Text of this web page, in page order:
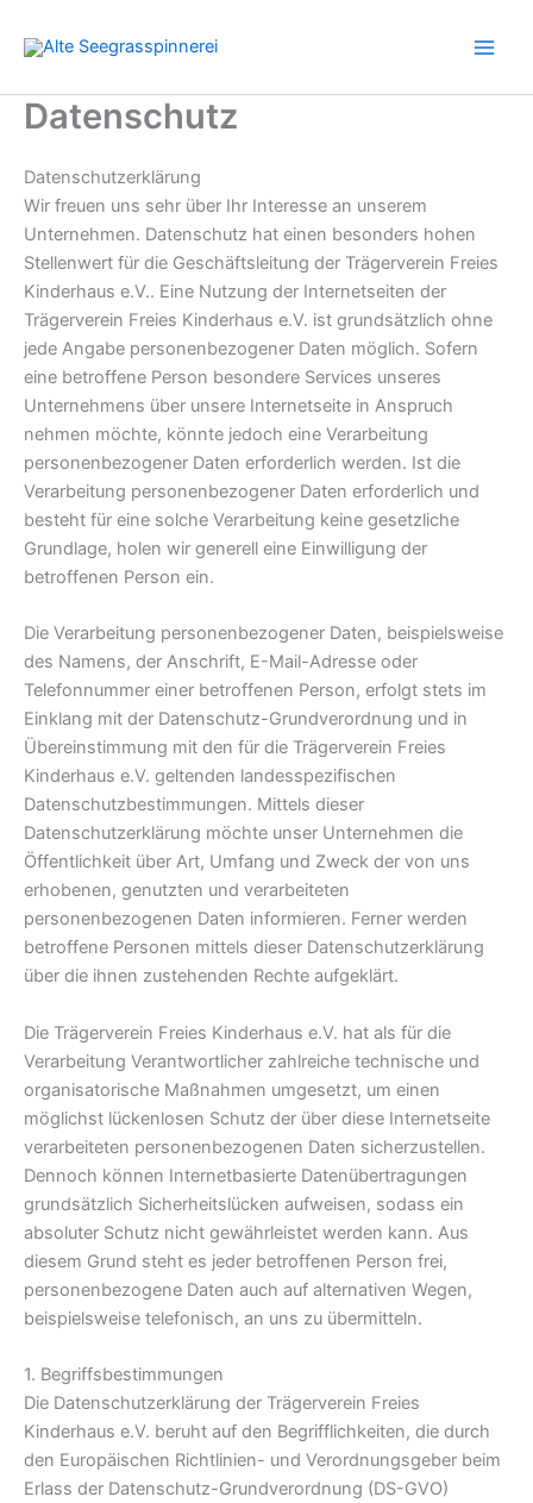
Inhalt
Datenschutz
Datenschutzerklärung
Wir freuen uns sehr über Ihr Interesse an unserem
Unternehmen. Datenschutz hat einen besonders hohen
Stellenwert für die Geschäftsleitung der Trägerverein Freies
Kinderhaus e.V.. Eine Nutzung der Internetseiten der
Trägerverein Freies Kinderhaus e.V. ist grundsätzlich ohne
jede Angabe personenbezogener Daten möglich. Sofern
eine betroffene Person besondere Services unseres
Unternehmens über unsere Internetseite in Anspruch
nehmen möchte, könnte jedoch eine Verarbeitung
personenbezogener Daten erforderlich werden. Ist die
Verarbeitung personenbezogener Daten erforderlich und
besteht für eine solche Verarbeitung keine gesetzliche
Grundlage, holen wir generell eine Einwilligung der
betroffenen Person ein.
Die Verarbeitung personenbezogener Daten, beispielsweise
des Namens, der Anschrift, E-Mail-Adresse oder
Telefonnummer einer betroffenen Person, erfolgt stets im
Einklang mit der Datenschutz-Grundverordnung und in
Übereinstimmung mit den für die Trägerverein Freies
Kinderhaus e.V. geltenden landesspezifischen
Datenschutzbestimmungen. Mittels dieser
Datenschutzerklärung möchte unser Unternehmen die
Öffentlichkeit über Art, Umfang und Zweck der von uns
erhobenen, genutzten und verarbeiteten
personenbezogenen Daten informieren. Ferner werden
betroffene Personen mittels dieser Datenschutzerklärung
über die ihnen zustehenden Rechte aufgeklärt.
Die Trägerverein Freies Kinderhaus e.V. hat als für die
Verarbeitung Verantwortlicher zahlreiche technische und
organisatorische Maßnahmen umgesetzt, um einen
möglichst lückenlosen Schutz der über diese Internetseite
verarbeiteten personenbezogenen Daten sicherzustellen.
Dennoch können Internetbasierte Datenübertragungen
grundsätzlich Sicherheitslücken aufweisen, sodass ein
absoluter Schutz nicht gewährleistet werden kann. Aus
diesem Grund steht es jeder betroffenen Person frei,
personenbezogene Daten auch auf alternativen Wegen,
beispielsweise telefonisch, an uns zu übermitteln.
1. Begriffsbestimmungen
Die Datenschutzerklärung der Trägerverein Freies
Kinderhaus e.V. beruht auf den Begrifflichkeiten, die durch
den Europäischen Richtlinien- und Verordnungsgeber beim
Erlass der Datenschutz-Grundverordnung (DS-GVO)